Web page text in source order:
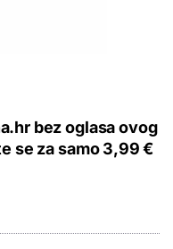
bez oglasa ovog
se za samo 3,99 €